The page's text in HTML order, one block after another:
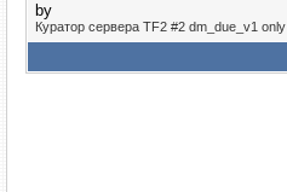
by
Куратор сервера TF2 #2 dm_due_v1 only